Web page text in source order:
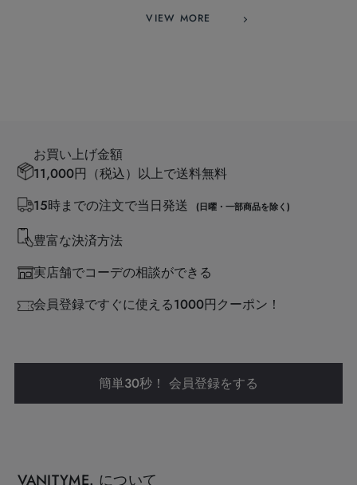
VIEW MORE
お買い上げ金額
11,000円（税込）以上で送料無料
15時までの注文で当日発送
(日曜・一部商品を除く)
豊富な決済方法
実店舗でコーデの相談ができる
会員登録ですぐに使える1000円クーポン！
簡単30秒！ 会員登録をする
VANITYME. について